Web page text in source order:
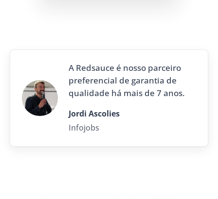
A Redsauce é nosso parceiro
preferencial de garantia de
qualidade há mais de 7 anos.
Jordi Ascolies
Infojobs